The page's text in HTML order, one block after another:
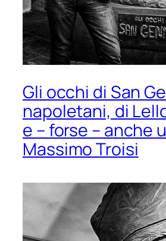
Gli occhi di San
napoletani, di
e – forse – anche
Massimo Troisi